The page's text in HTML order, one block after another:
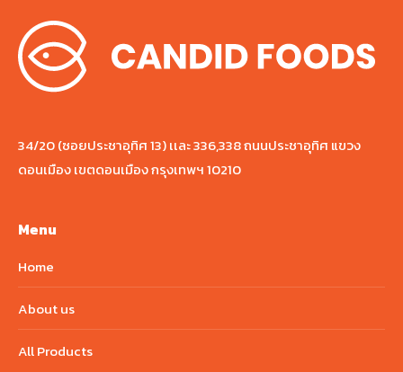
34/20 (ซอยประชาอุทิศ 13) เเละ 336,338 ถนนประชาอุทิศ แขวง
ดอนเมือง เขตดอนเมือง กรุงเทพฯ 10210
Menu
Home
About us
All Products